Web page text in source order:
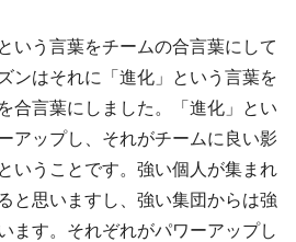
いう言葉をチームの合言葉にして
ンはそれに「進化」という言葉を
合言葉にしました。「進化」とい
アップし、それがチームに良い影
いうことです。強い個人が集まれ
と思いますし、強い集団からは強
ます。それぞれがパワーアップし